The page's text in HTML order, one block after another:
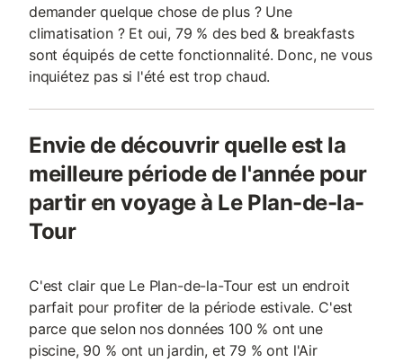
demander quelque chose de plus ? Une
climatisation ? Et oui, 79 % des bed & breakfasts
sont équipés de cette fonctionnalité. Donc, ne vous
inquiétez pas si l'été est trop chaud.
Envie de découvrir quelle est la
meilleure période de l'année pour
partir en voyage à Le Plan-de-la-
Tour
C'est clair que Le Plan-de-la-Tour est un endroit
parfait pour profiter de la période estivale. C'est
parce que selon nos données 100 % ont une
piscine, 90 % ont un jardin, et 79 % ont l'Air